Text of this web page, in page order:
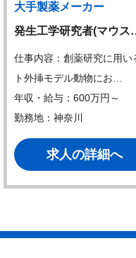
大手製薬メーカー
発生工学研究者(マウ
仕事内容：創薬研究に用い
ト外挿モデル動物にお…
年収・給与：600万円～
勤務地：神奈川
求人の詳細へ